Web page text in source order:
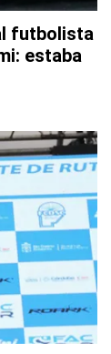
futbolista
estaba